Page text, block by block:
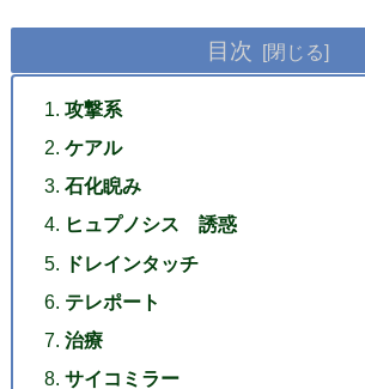
目次
攻撃系
ケアル
石化睨み
ヒュプノシス 誘惑
ドレインタッチ
テレポート
治療
サイコミラー